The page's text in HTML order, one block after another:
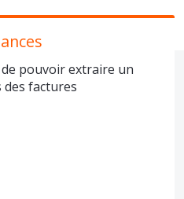
pouvoir extraire un
des factures